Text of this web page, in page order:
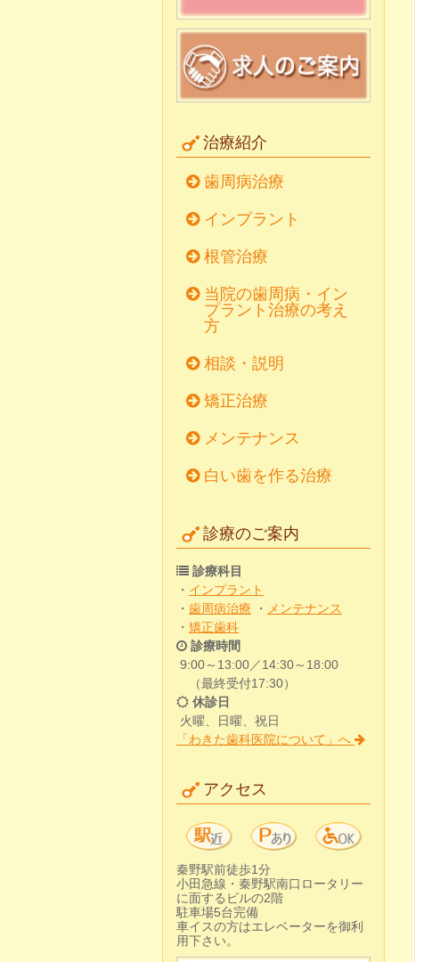
治療紹介
歯周病治療
インプラント
根管治療
当院の歯周病・イン
プラント治療の考え
方
相談・説明
矯正治療
メンテナンス
白い歯を作る治療
診療のご案内
診療科目
・ インプラント
・ 歯周病治療 ・ メンテナンス
・ 矯正歯科
診療時間
9:00～13:00／14:30～18:00
（最終受付17:30）
休診日
火曜、日曜、祝日
「わきた歯科医院について」へ
アクセス
秦野駅前徒歩1分
小田急線・秦野駅南口ロータリー
に面するビルの2階
駐車場5台完備
車イスの方はエレベーターを御利
用下さい。